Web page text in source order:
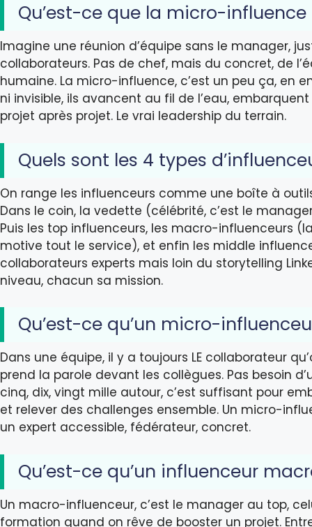
Qu’est-ce que la micro-influence
Imagine une réunion d’équipe sans le manager,
collaborateurs. Pas de chef, mais du concret, de
humaine. La micro-influence, c’est un peu ça, en
ni invisible, ils avancent au fil de l’eau,
projet après projet. Le vrai leadership du terrain.
Quels sont les 4 types
On range les influenceurs comme une boîte à
Dans le coin, la vedette (célébrité, c’est le
Puis les top influenceurs, les macro-influenceurs
motive tout le service), et enfin les middle
collaborateurs experts mais loin du storytelling
niveau, chacun sa mission.
Qu’est-ce qu’un micro-
Dans une équipe, il y a toujours LE collaborateur
prend la parole devant les collègues. Pas besoin
cinq, dix, vingt mille autour, c’est suffisant pour
et relever des challenges ensemble. Un micro-
un expert accessible, fédérateur, concret.
Qu’est-ce qu’un influenceur
Un macro-influenceur, c’est le manager au top,
formation quand on rêve de booster un projet.